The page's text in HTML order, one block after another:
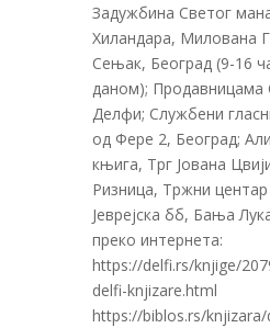
Задужбина Светог
Хиландара, Милована
Сењак, Београд (9-16
даном); Продавницама
Делфи; Службени
од Фере 2, Београд;
књига, Трг Јована
Ризница, Тржни
Јеврејска бб, Бања
преко интернета:
https://delfi.rs/knjige/
delfi-knjizare.html
https://biblos.rs/